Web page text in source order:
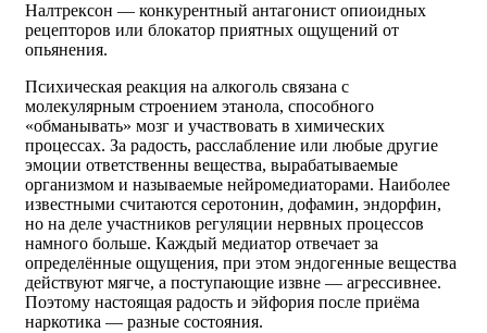
Налтрексон — конкурентный антагонист опиоидных
рецепторов или блокатор приятных ощущений от
опьянения.
Психическая реакция на алкоголь связана с
молекулярным строением этанола, способного
«обманывать» мозг и участвовать в химических
процессах. За радость, расслабление или любые другие
эмоции ответственны вещества, вырабатываемые
организмом и называемые нейромедиаторами. Наиболее
известными считаются серотонин, дофамин, эндорфин,
но на деле участников регуляции нервных процессов
намного больше. Каждый медиатор отвечает за
определённые ощущения, при этом эндогенные вещества
действуют мягче, а поступающие извне — агрессивнее.
Поэтому настоящая радость и эйфория после приёма
наркотика — разные состояния.